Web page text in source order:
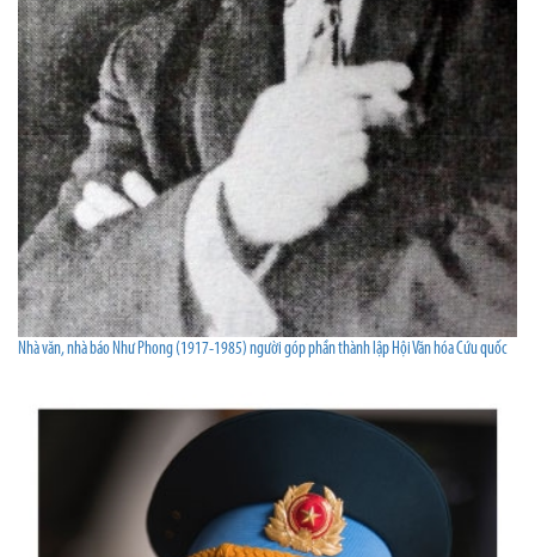
Nhà văn, nhà báo Như Phong (1917-1985) người góp phần thành lập Hội Văn hóa Cứu quốc